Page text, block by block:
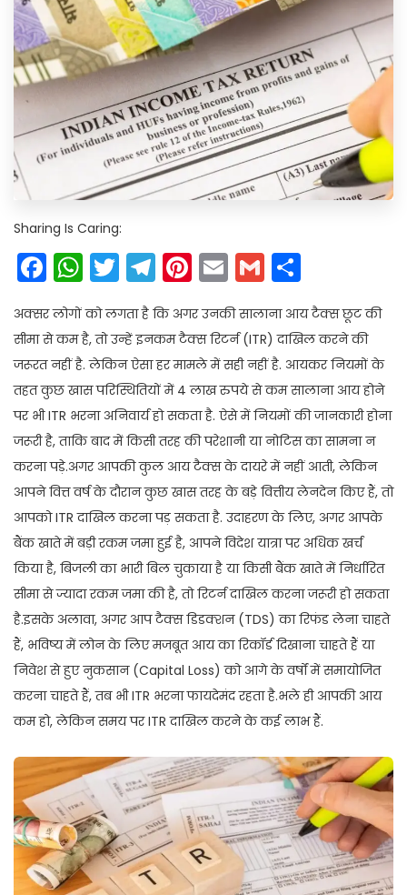
Sharing Is Caring:
Facebook
WhatsApp
Twitter
Telegram
Pinterest
EmailGmail
अक्सर लोगों को लगता है कि अगर उनकी सालाना आय टैक्स छूट की
सीमा से कम है, तो उन्हें इनकम टैक्स रिटर्न (ITR) दाखिल करने की
जरूरत नहीं है. लेकिन ऐसा हर मामले में सही नहीं है. आयकर नियमों के
तहत कुछ खास परिस्थितियों में 4 लाख रुपये से कम सालाना आय होने
पर भी ITR भरना अनिवार्य हो सकता है. ऐसे में नियमों की जानकारी होना
जरूरी है, ताकि बाद में किसी तरह की परेशानी या नोटिस का सामना न
करना पड़े.अगर आपकी कुल आय टैक्स के दायरे में नहीं आती, लेकिन
आपने वित्त वर्ष के दौरान कुछ खास तरह के बड़े वित्तीय लेनदेन किए हैं, तो
आपको ITR दाखिल करना पड़ सकता है. उदाहरण के लिए, अगर आपके
बैंक खाते में बड़ी रकम जमा हुई है, आपने विदेश यात्रा पर अधिक खर्च
किया है, बिजली का भारी बिल चुकाया है या किसी बैंक खाते में निर्धारित
सीमा से ज्यादा रकम जमा की है, तो रिटर्न दाखिल करना जरूरी हो सकता
है.इसके अलावा, अगर आप टैक्स डिडक्शन (TDS) का रिफंड लेना चाहते
हैं, भविष्य में लोन के लिए मजबूत आय का रिकॉर्ड दिखाना चाहते हैं या
निवेश से हुए नुकसान (Capital Loss) को आगे के वर्षों में समायोजित
करना चाहते हैं, तब भी ITR भरना फायदेमंद रहता है.भले ही आपकी आय
कम हो, लेकिन समय पर ITR दाखिल करने के कई लाभ हैं.